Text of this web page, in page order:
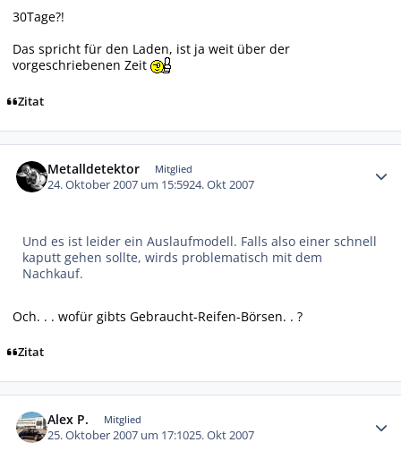
30Tage?!
Das spricht für den Laden, ist ja weit über der
vorgeschriebenen Zeit
Zitat
Metalldetektor Mitglied
24. Oktober 2007 um 15:5924. Okt 2007
Und es ist leider ein Auslaufmodell. Falls also einer schnell
kaputt gehen sollte, wirds problematisch mit dem
Nachkauf.
Och. . . wofür gibts Gebraucht-Reifen-Börsen. . ?
Zitat
Alex P. Mitglied
25. Oktober 2007 um 17:1025. Okt 2007